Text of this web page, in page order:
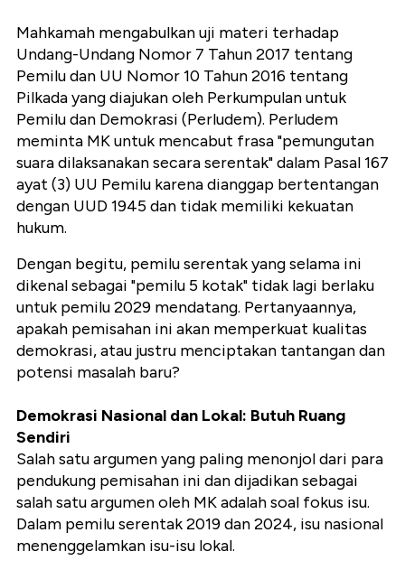
Mahkamah mengabulkan uji materi terhadap
Undang-Undang Nomor 7 Tahun 2017 tentang
Pemilu dan UU Nomor 10 Tahun 2016 tentang
Pilkada yang diajukan oleh Perkumpulan untuk
Pemilu dan Demokrasi (Perludem). Perludem
meminta MK untuk mencabut frasa "pemungutan
suara dilaksanakan secara serentak" dalam Pasal 167
ayat (3) UU Pemilu karena dianggap bertentangan
dengan UUD 1945 dan tidak memiliki kekuatan
hukum.
Dengan begitu, pemilu serentak yang selama ini
dikenal sebagai "pemilu 5 kotak" tidak lagi berlaku
untuk pemilu 2029 mendatang. Pertanyaannya,
apakah pemisahan ini akan memperkuat kualitas
demokrasi, atau justru menciptakan tantangan dan
potensi masalah baru?
Demokrasi Nasional dan Lokal: Butuh Ruang
Sendiri
Salah satu argumen yang paling menonjol dari para
pendukung pemisahan ini dan dijadikan sebagai
salah satu argumen oleh MK adalah soal fokus isu.
Dalam pemilu serentak 2019 dan 2024, isu nasional
menenggelamkan isu-isu lokal.